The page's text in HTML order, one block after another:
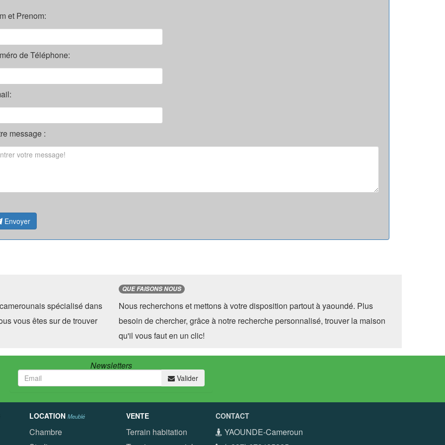
et Prenom:
de Téléphone:
message :
Envoyer
spécialisé dans
vous êtes sur de trouver
QUE FAISONS NOUS
Nous recherchons et mettons à votre disposition partout à yaoundé. Plus
besoin de chercher, grâce à notre recherche personnalisé, trouver la maison
qu'il vous faut en un clic!
Newsletters
Valider
LOCATION Meublé
Chambre
VENTE
Terrain habitation
CONTACT
YAOUNDE-Cameroun